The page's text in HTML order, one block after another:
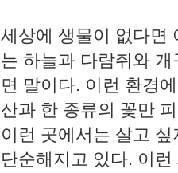
세상에 생물이 없다면
는 하늘과 다람쥐와
면 말이다. 이런 환경
산과 한 종류의 꽃만
이런 곳에서는 살고
단순해지고 있다. 이